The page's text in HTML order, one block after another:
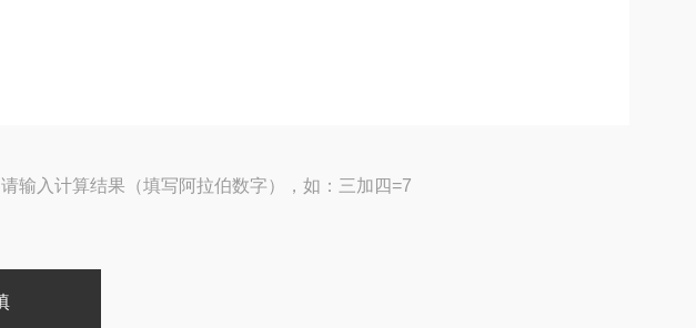
请输入计算结果（填写阿拉伯数字），如：三加四=7